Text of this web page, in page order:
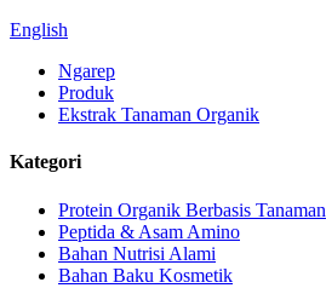
English
Ngarep
Produk
Ekstrak Tanaman Organik
Kategori
Protein Organik Berbasis Tanaman
Peptida & Asam Amino
Bahan Nutrisi Alami
Bahan Baku Kosmetik